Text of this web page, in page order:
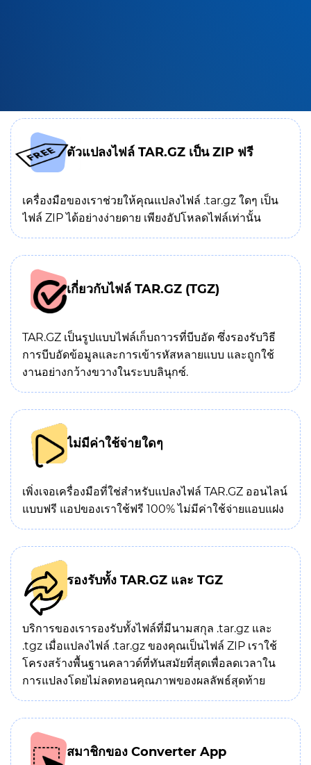
ตัวแปลงไฟล์ TAR.GZ เป็น ZIP ฟรี
เครื่องมือของเราช่วยให้คุณแปลงไฟล์ .tar.gz ใดๆ เป็น
ไฟล์ ZIP ได้อย่างง่ายดาย เพียงอัปโหลดไฟล์เท่านั้น
เกี่ยวกับไฟล์ TAR.GZ (TGZ)
TAR.GZ เป็นรูปแบบไฟล์เก็บถาวรที่บีบอัด ซึ่งรองรับวิธี
การบีบอัดข้อมูลและการเข้ารหัสหลายแบบ และถูกใช้
งานอย่างกว้างขวางในระบบลินุกซ์.
ไม่มีค่าใช้จ่ายใดๆ
เพิ่งเจอเครื่องมือที่ใช่สำหรับแปลงไฟล์ TAR.GZ ออนไลน์
แบบฟรี แอปของเราใช้ฟรี 100% ไม่มีค่าใช้จ่ายแอบแฝง
รองรับทั้ง TAR.GZ และ TGZ
บริการของเรารองรับทั้งไฟล์ที่มีนามสกุล .tar.gz และ
.tgz เมื่อแปลงไฟล์ .tar.gz ของคุณเป็นไฟล์ ZIP เราใช้
โครงสร้างพื้นฐานคลาวด์ที่ทันสมัยที่สุดเพื่อลดเวลาใน
การแปลงโดยไม่ลดทอนคุณภาพของผลลัพธ์สุดท้าย
สมาชิกของ Converter App